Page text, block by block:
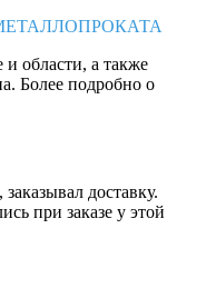
и области, а также
Более подробно о
доставку.
при заказе у этой